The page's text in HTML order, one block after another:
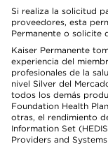
Si realiza la solicitud
proveedores, esta
Permanente o solicite
Kaiser Permanente
experiencia del
profesionales de la
nivel Silver del
todos los demás
Foundation Health
otras, el rendimiento
Information Set
Providers and